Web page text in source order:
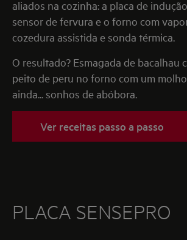
aliados na cozinha: a placa de indução
sensor de fervura e o forno com
cozedura assistida e sonda térmica.
O resultado? Esmagada de bacalhau
peito de peru no forno com um
ainda... sonhos de abóbora.
Ver receitas passo a passo
PLACA SENSEPRO